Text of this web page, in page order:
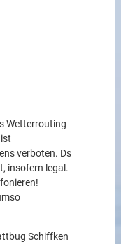
Wetterrouting
verboten. Ds
insofern legal.
Schiffken